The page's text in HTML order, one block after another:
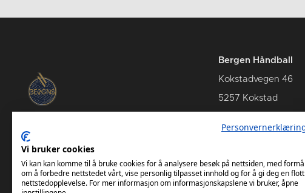
Bergen Håndball
Kokstadvegen 46
5257 Kokstad
Kamper Bergen Håndball
Vi bruker cookies
Vi kan kan komme til å bruke cookies for å analysere besøk på nettsiden, med formål
om å forbedre nettstedet vårt, vise personlig tilpasset innhold og for å gi deg en flott
nettstedopplevelse. For mer informasjon om informasjonskapslene vi bruker, åpne